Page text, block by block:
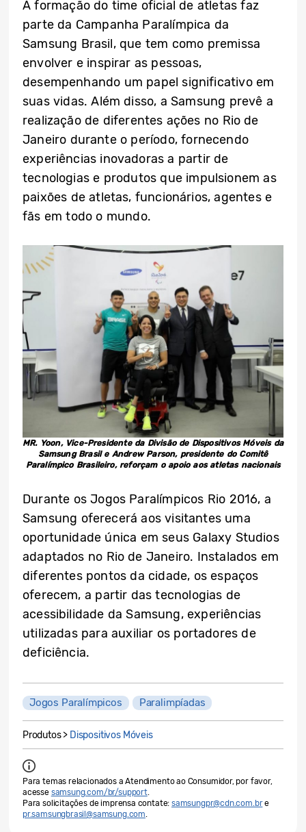
A formação do time oficial de atletas faz
parte da Campanha Paralímpica da
Samsung Brasil, que tem como premissa
envolver e inspirar as pessoas,
desempenhando um papel significativo em
suas vidas. Além disso, a Samsung prevê a
realização de diferentes ações no Rio de
Janeiro durante o período, fornecendo
experiências inovadoras a partir de
tecnologias e produtos que impulsionem as
paixões de atletas, funcionários, agentes e
fãs em todo o mundo.
MR. Yoon, Vice-Presidente da Divisão de Dispositivos Móveis da
Samsung Brasil e Andrew Parson, presidente do Comitê
Paralímpico Brasileiro, reforçam o apoio aos atletas nacionais
Durante os Jogos Paralímpicos Rio 2016, a
Samsung oferecerá aos visitantes uma
oportunidade única em seus Galaxy Studios
adaptados no Rio de Janeiro. Instalados em
diferentes pontos da cidade, os espaços
oferecem, a partir das tecnologias de
acessibilidade da Samsung, experiências
utilizadas para auxiliar os portadores de
deficiência.
Jogos Paralímpicos Paralimpíadas
Produtos > Dispositivos Móveis
Para temas relacionados a Atendimento ao Consumidor, por favor,
acesse samsung.com/br/support.
Para solicitações de imprensa contate: samsungpr@cdn.com.bre
pr.samsungbrasil@samsung.com.